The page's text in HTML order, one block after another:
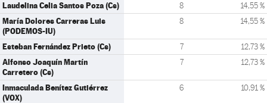
Laudelina Celia Santos Poza (Cs) 8 14,55 %
María Dolores Carreras Luis
(PODEMOS-IU)
8 14,55 %
Esteban Fernández Prieto (Cs) 7 12,73 %
Alfonso Joaquín Martín
Carretero (Cs)
7 12,73 %
Inmaculada Benítez Gutiérrez
(VOX)
6 10,91 %